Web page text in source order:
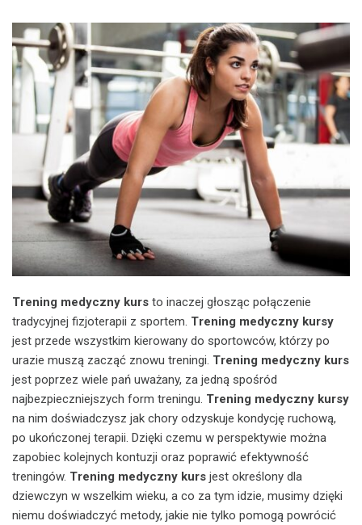
Trening medyczny kurs to inaczej głosząc połączenie
tradycyjnej fizjoterapii z sportem. Trening medyczny kursy
jest przede wszystkim kierowany do sportowców, którzy po
urazie muszą zacząć znowu treningi. Trening medyczny kurs
jest poprzez wiele pań uważany, za jedną spośród
najbezpieczniejszych form treningu. Trening medyczny kursy
na nim doświadczysz jak chory odzyskuje kondycję ruchową,
po ukończonej terapii. Dzięki czemu w perspektywie można
zapobiec kolejnych kontuzji oraz poprawić efektywność
treningów. Trening medyczny kurs jest określony dla
dziewczyn w wszelkim wieku, a co za tym idzie, musimy dzięki
niemu doświadczyć metody, jakie nie tylko pomogą powrócić